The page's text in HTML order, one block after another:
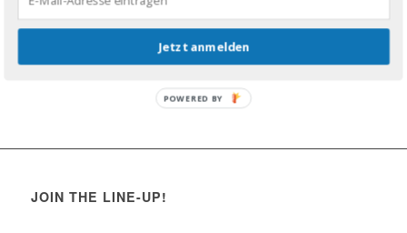
JOIN THE LINE-UP!
Jetzt anmelden
POWERED BY